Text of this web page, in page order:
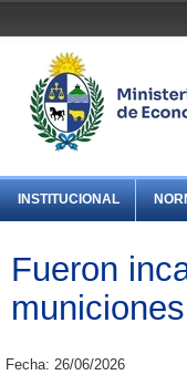
INSTITUCIONAL
Fueron
Fecha: 26/06/2026